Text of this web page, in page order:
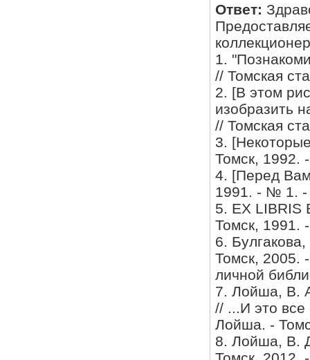
Ответ:
1.
// Томская
2. [В этом
изобразить
// Томская
3.
Томск, 1992.
4. [Перед
1991. - № 1.
5. EX LIBRIS
Томск,
6.
Томск, 2005.
личной
7. Лойша, В.
// ...И это все
Лойша. -
8. Лойша, В.